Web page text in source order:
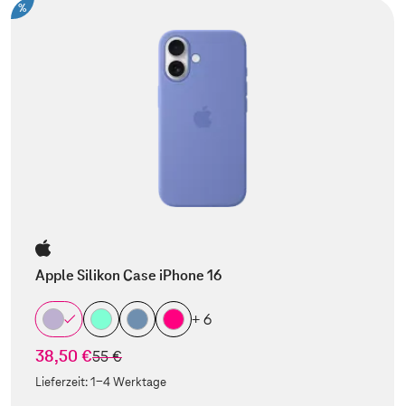
%
Apple Silikon Case iPhone 16
+ 6
38,50 €statt
55 €
Lieferzeit:1-4 Werktage